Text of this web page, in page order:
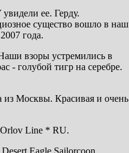
ее. Герду.
существо вошло в наш
года.
взоры устремились в
голубой тигр на серебре.
из Москвы. Красивая и очень
Orlov Line * RU.
Eagle Sailorcoon.